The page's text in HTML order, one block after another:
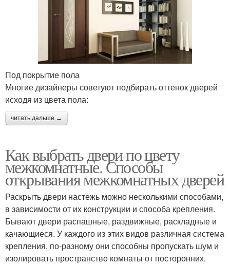
Под покрытие пола
Многие дизайнеры советуют подбирать оттенок дверей
исходя из цвета пола:
читать дальше →
Как выбрать двери по цвету
межкомнатные. Способы
открывания межкомнатных дверей
Раскрыть двери настежь можно несколькими способами,
в зависимости от их конструкции и способа крепления.
Бывают двери распашные, раздвижные, раскладные и
качающиеся. У каждого из этих видов различная система
крепления, по-разному они способны пропускать шум и
изолировать пространство комнаты от посторонних.